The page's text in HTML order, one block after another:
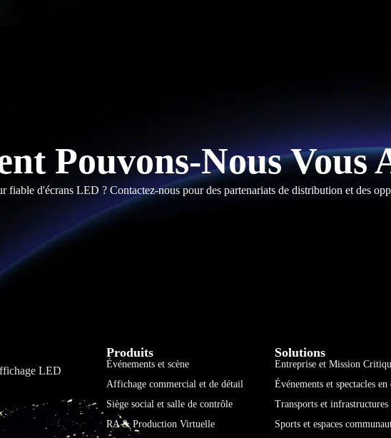
Pouvons-Nous Vous
fiable d'écrans LED ? Contactez-nous pour des partenariats de distribution et des
LED
Produits
Événements et scène
Affichage commercial et de détail
Siège social et salle de contrôle
RA & Production Virtuelle
Solutions
Entreprise et Mission
Événements et spectacles
Transports et infrastructures
Sports et espaces